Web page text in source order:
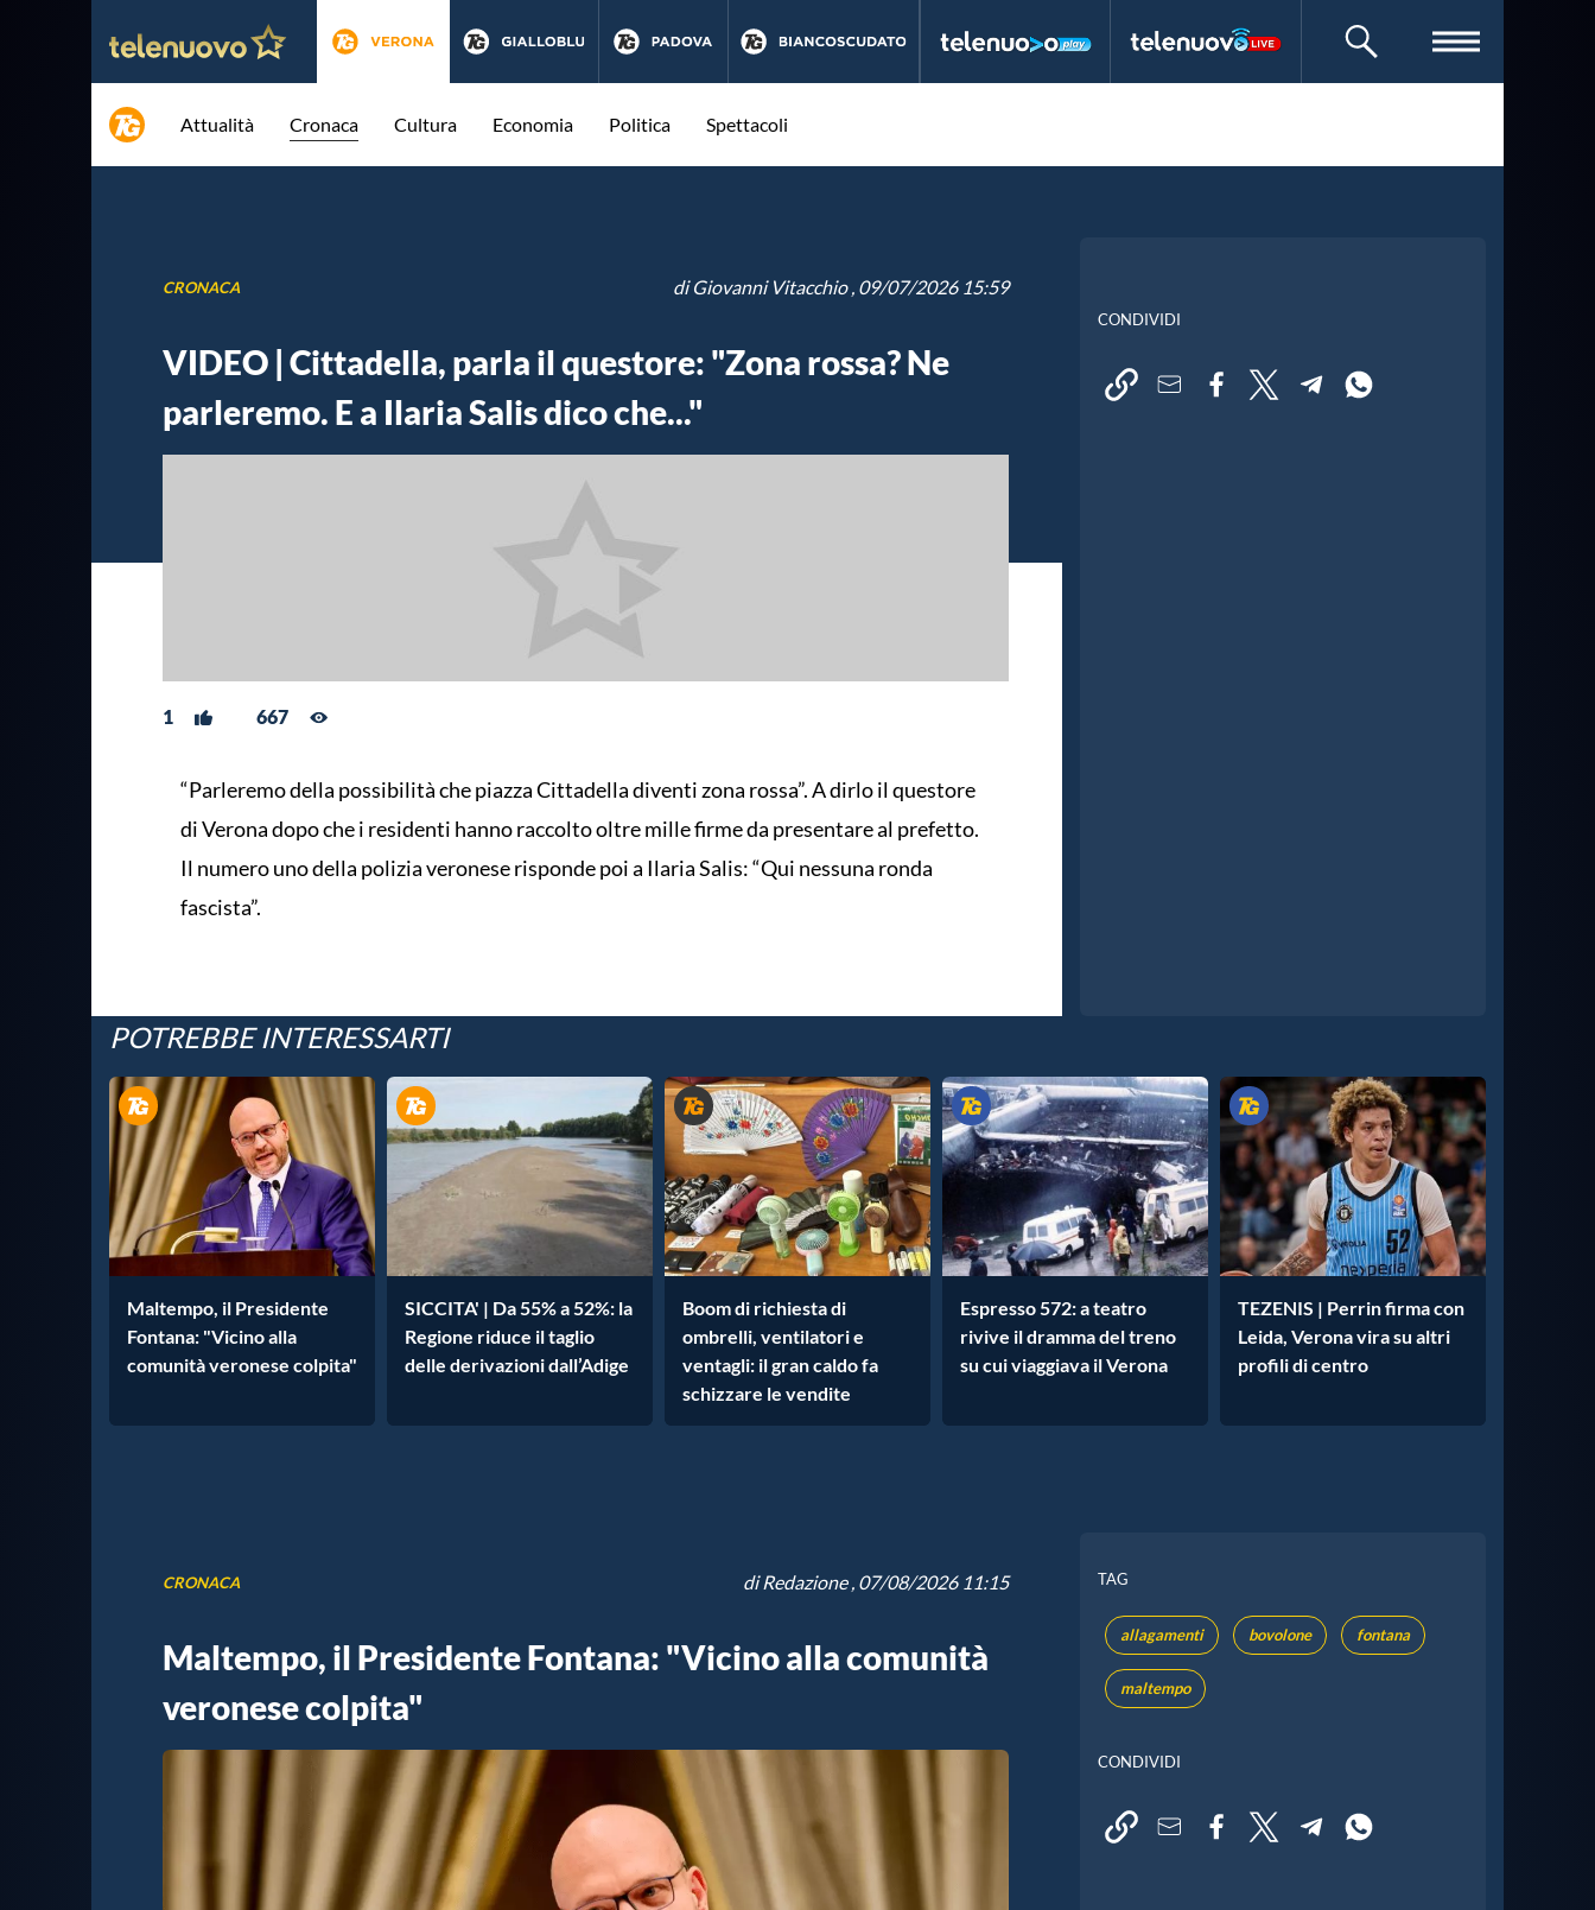
CERCA
Attualità Cronaca Cultura Economia Politica Spettacoli
CRONACA diGiovanni Vitacchio, 09/07/2026 15:59
VIDEO | Cittadella, parla il questore: "Zona rossa? Ne
parleremo. E a Ilaria Salis dico che..."
1 667
“Parleremo della possibilità che piazza Cittadella diventi zona rossa”. A dirlo il questore
di Verona dopo che i residenti hanno raccolto oltre mille firme da presentare al prefetto.
Il numero uno della polizia veronese risponde poi a Ilaria Salis: “Qui nessuna ronda
fascista”.
CONDIVIDI
POTREBBE INTERESSARTI
Maltempo, il Presidente
Fontana: "Vicino alla
comunità veronese colpita"
SICCITA' | Da 55% a 52%: la
Regione riduce il taglio
delle derivazioni dall’Adige
Boom di richiesta di
ombrelli, ventilatori e
ventagli: il gran caldo fa
schizzare le vendite
Espresso 572: a teatro
rivive il dramma del treno
su cui viaggiava il Verona
TEZENIS | Perrin firma con
Leida, Verona vira su altri
profili di centro
CRONACA diRedazione, 07/08/2026 11:15
Maltempo, il Presidente Fontana: "Vicino alla comunità
veronese colpita"
TAG
allagamenti bovolone fontana
maltempo
CONDIVIDI